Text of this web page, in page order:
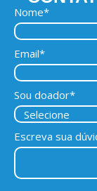
Nome*
Email*
Sou doador*
Escreva sua